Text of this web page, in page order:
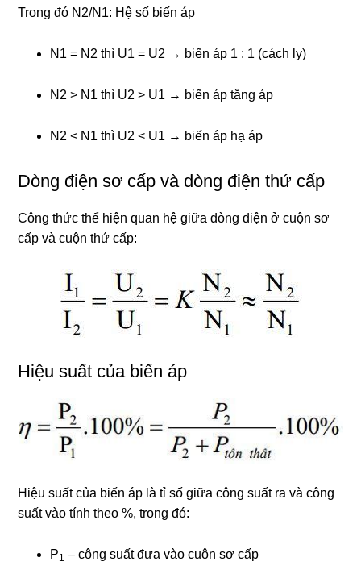
Trong đó N2/N1: Hệ số biến áp
N1 = N2 thì U1 = U2 → biến áp 1 : 1 (cách ly)
N2 > N1 thì U2 > U1 → biến áp tăng áp
N2 < N1 thì U2 < U1 → biến áp hạ áp
Dòng điện sơ cấp và dòng điện thứ cấp
Công thức thể hiện quan hệ giữa dòng điện ở cuộn sơ
cấp và cuộn thứ cấp:
Hiệu suất của biến áp
Hiệu suất của biến áp là tỉ số giữa công suất ra và công
suất vào tính theo %, trong đó:
P1 – công suất đưa vào cuộn sơ cấp